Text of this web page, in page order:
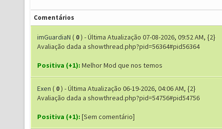
Comentários
imGuardiaN ( 0) - Última Atualização 07-08-2026, 09:52 AM, {2}
Avaliação dada a showthread.php?pid=56364#pid56364
Positiva (+1): Melhor Mod que nos temos
Exen ( 0) - Última Atualização 06-19-2026, 04:06 AM, {2}
Avaliação dada a showthread.php?pid=54756#pid54756
Positiva (+1): [Sem comentário]